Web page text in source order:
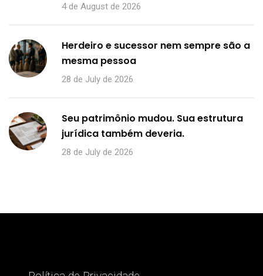
4 de August de 2026
Herdeiro e sucessor nem sempre são a
mesma pessoa
28 de July de 2026
Seu patrimônio mudou. Sua estrutura
jurídica também deveria.
28 de July de 2026